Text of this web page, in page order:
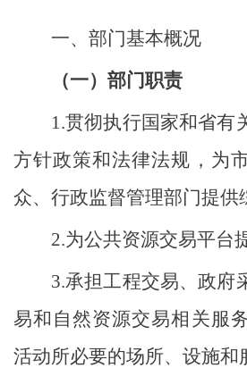
一、部门基本概况
（一）部门职责
1.贯彻执行国家和省有
方针政策和法律法规，为
众、行政监督管理部门提供
2.为公共资源交易平台
3.承担工程交易、政府
易和自然资源交易相关服
活动所必要的场所、设施和